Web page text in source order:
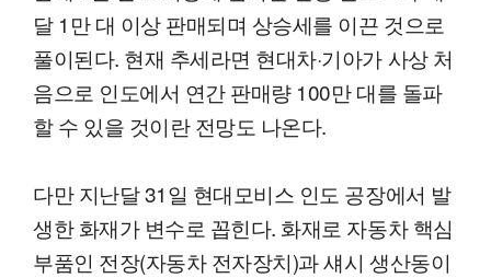
달 1만 대 이상 판매되며 상승세를 이끈 것으로
풀이된다. 현재 추세라면 현대차·기아가 사상 처
음으로 인도에서 연간 판매량 100만 대를 돌파
할 수 있을 것이란 전망도 나온다.
다만 지난달 31일 현대모비스 인도 공장에서 발
생한 화재가 변수로 꼽힌다. 화재로 자동차 핵심
부품인 전장(자동차 전자장치)과 섀시 생산동이